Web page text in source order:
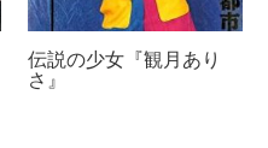
伝説の少女『観月あり
さ』